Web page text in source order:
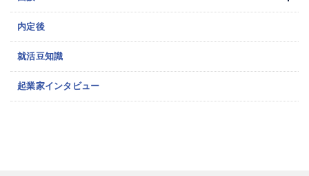
内定後
就活豆知識
起業家インタビュー